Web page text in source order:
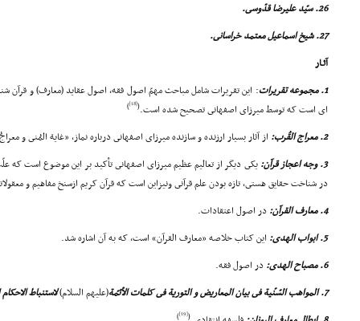
26. سیّد علیرضا قدّوسى.
27. شیخ اسماعیل معتمد خراسانى.
آثـار
1. مجموعه تقریرات
: این تقریرات شامل مباحث مهمّ اصول فقه، اصول عقاید (معارف) و قرآن
اى است که توسط میرزاى اصفهانى تصحیح شده است.(
[18]
)
2. معراج القُرب:
از آثار بسیار ارزنده و سازنده میرزاى اصفهانى درباره نماز، «غایة المُنى و
3. وجه اعجاز قرآن:
یکى دیگر از تعالیم عظیم میرزاى اصفهانى تأکید بر این موضوع است که
در شناخت حقایق هستى، تازه بودن علم قرآنى ونیزاین است که قرآن کریم ازسنخ مفاهیم و
4. معارف القرآن:
در اصول اعتقادات.
5. ابواب الهدى:
این کتاب خلاصه «معارف القرآن» است، که به آن اشاره شد.
6. مصباح الهدى:
در اصول فقه.
7. المواهب السّنّیة فى بیان المعاریض و التوریة فى کلمات الأئمّة
(علیهم السلام)لاستنباط
(
[19]
)